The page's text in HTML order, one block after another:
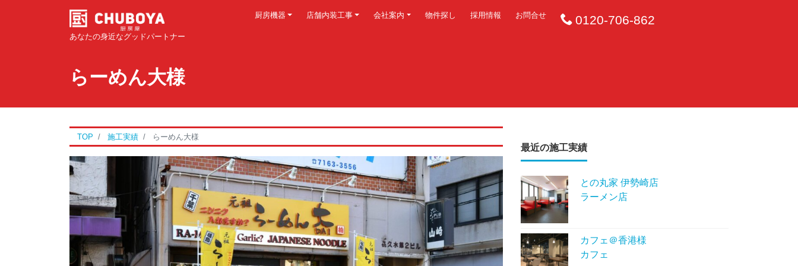
あなたの身近なグッドパートナー
厨房機器 店舗内装工事 会社案内 物件探し 採用情報 お問合せ 0120-706-862
らーめん大様
TOP 施工実績 らーめん大様
最近の施工実績
との丸家 伊勢崎店
ラーメン店
カフェ＠香港様
カフェ